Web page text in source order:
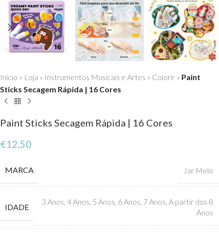
Início » Loja » Instrumentos Musicais e Artes » Colorir » Paint
Sticks Secagem Rápida | 16 Cores
Paint Sticks Secagem Rápida | 16 Cores
€12,50
MARCA Jar Melo
IDADE
3 Anos, 4 Anos, 5 Anos, 6 Anos, 7 Anos, A partir dos 8
Anos